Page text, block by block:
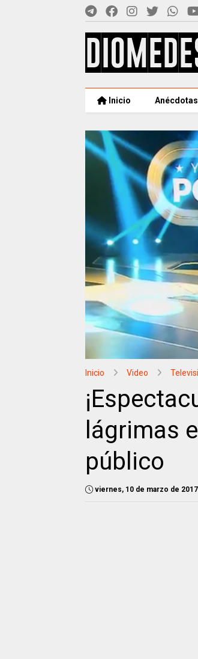
Inicio Anécdotas
Inicio Video
lágrimas
público
viernes, 10 de marzo de 2017